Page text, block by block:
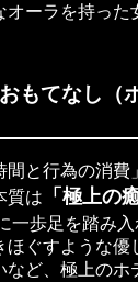
オーラを持った
もてなし（
と行為の消費
質は
「極上の
一歩足を踏み
ほぐすような優
ど、極上のホ